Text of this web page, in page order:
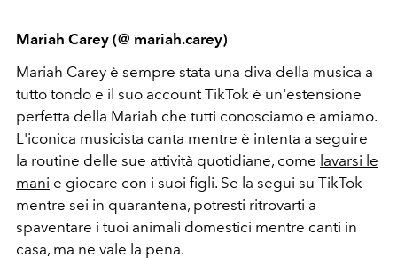
Mariah Carey (@ mariah.carey)
Mariah Carey è sempre stata una diva della musica a
tutto tondo e il suo account TikTok è un'estensione
perfetta della Mariah che tutti conosciamo e amiamo.
L'iconica musicista canta mentre è intenta a seguire
la routine delle sue attività quotidiane, come lavarsi le
mani e giocare con i suoi figli. Se la segui su TikTok
mentre sei in quarantena, potresti ritrovarti a
spaventare i tuoi animali domestici mentre canti in
casa, ma ne vale la pena.